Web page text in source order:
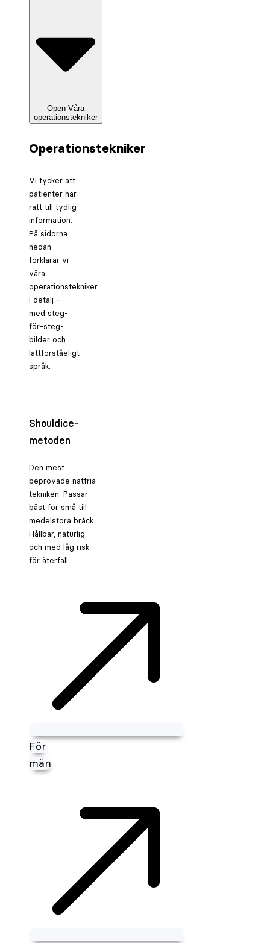
Open Våra
operationstekniker
Operationstekniker
Vi tycker att
patienter har
rätt till tydlig
information.
På sidorna
nedan
förklarar vi
våra
operationstekniker
i detalj –
med steg-
för-steg-
bilder och
lättförståeligt
språk.
Shouldice-
metoden
Den mest
beprövade nätfria
tekniken. Passar
bäst för små till
medelstora bråck.
Hållbar, naturlig
och med låg risk
för återfall.
För
män